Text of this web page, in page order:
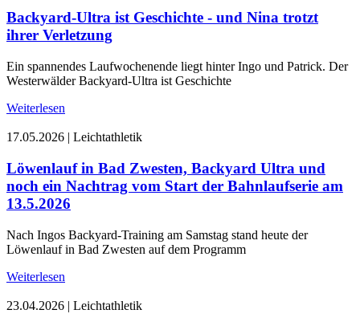
Backyard-Ultra ist Geschichte - und Nina trotzt
ihrer Verletzung
Ein spannendes Laufwochenende liegt hinter Ingo und Patrick. Der
Westerwälder Backyard-Ultra ist Geschichte
Weiterlesen
17.05.2026 | Leichtathletik
Löwenlauf in Bad Zwesten, Backyard Ultra und
noch ein Nachtrag vom Start der Bahnlaufserie am
13.5.2026
Nach Ingos Backyard-Training am Samstag stand heute der
Löwenlauf in Bad Zwesten auf dem Programm
Weiterlesen
23.04.2026 | Leichtathletik